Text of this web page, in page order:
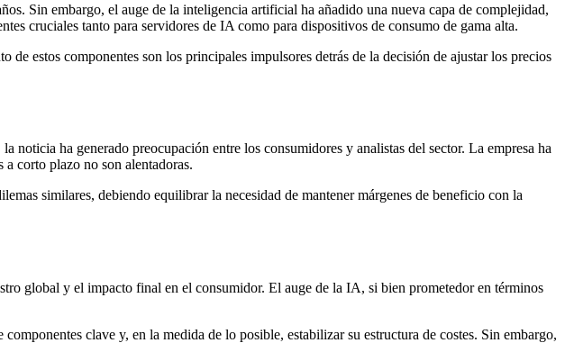
Sin embargo, el auge de la inteligencia artificial ha añadido una nueva capa de complejidad,
cruciales tanto para servidores de IA como para dispositivos de consumo de gama alta.
estos componentes son los principales impulsores detrás de la decisión de ajustar los precios
noticia ha generado preocupación entre los consumidores y analistas del sector. La empresa ha
a corto plazo no son alentadoras.
similares, debiendo equilibrar la necesidad de mantener márgenes de beneficio con la
global y el impacto final en el consumidor. El auge de la IA, si bien prometedor en términos
clave y, en la medida de lo posible, estabilizar su estructura de costes. Sin embargo,